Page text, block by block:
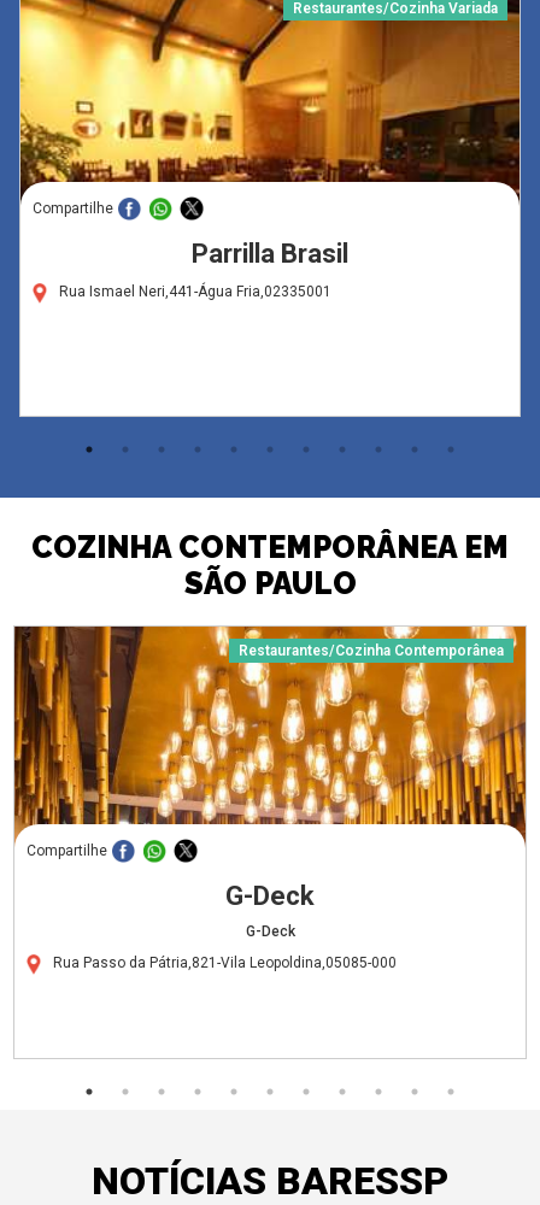
Restaurantes/Cozinha Variada
Compartilhe
Parrilla Brasil
Rua Ismael Neri,441-Água Fria,02335001
COZINHA CONTEMPORÂNEA EM
SÃO PAULO
Restaurantes/Cozinha Contemporânea
Compartilhe
G-Deck
G-Deck
Rua Passo da Pátria,821-Vila Leopoldina,05085-000
NOTÍCIAS BARESSP